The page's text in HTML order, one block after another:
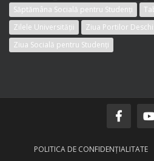
Săptămâna Socială pentru Studenți
Zilele Universității
Ziua Portilor
Ziua Socială pentru Studenți
POLITICA DE CONFIDENŢIALITATE